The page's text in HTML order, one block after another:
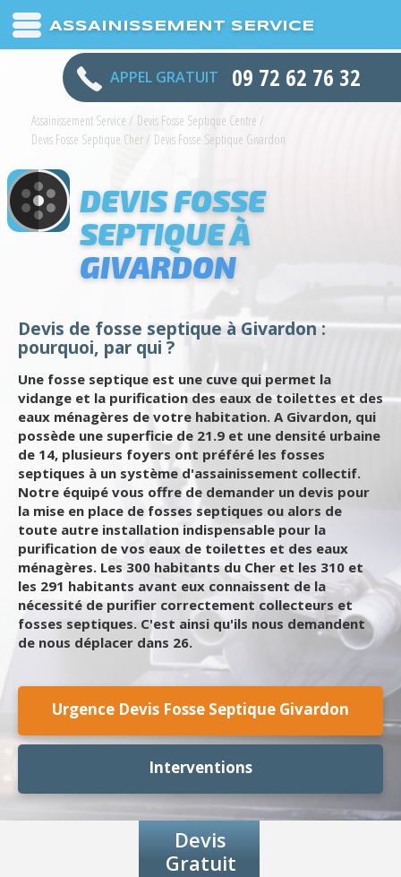
ASSAINISSEMENT SERVICE
APPEL GRATUIT 09 72 62 76 32
Assainissement Service / Devis Fosse Septique Centre /
Devis Fosse Septique Cher/ Devis Fosse Septique Givardon
DEVIS FOSSE
SEPTIQUE À
GIVARDON
Devis de fosse septique à Givardon :
pourquoi, par qui ?
Une fosse septique est une cuve qui permet la
vidange et la purification des eaux de toilettes et des
eaux ménagères de votre habitation. A Givardon, qui
possède une superficie de 21.9 et une densité urbaine
de 14, plusieurs foyers ont préféré les fosses
septiques à un système d'assainissement collectif.
Notre équipé vous offre de demander un devis pour
la mise en place de fosses septiques ou alors de
toute autre installation indispensable pour la
purification de vos eaux de toilettes et des eaux
ménagères. Les 300 habitants du Cher et les 310 et
les 291 habitants avant eux connaissent de la
nécessité de purifier correctement collecteurs et
fosses septiques. C'est ainsi qu'ils nous demandent
de nous déplacer dans 26.
Urgence Devis Fosse Septique Givardon
Interventions
Devis
Gratuit